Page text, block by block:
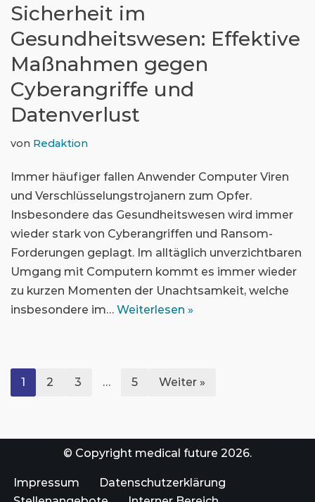
Sicherheit im
Gesundheitswesen: Effektive
Maßnahmen gegen
Cyberangriffe und
Datenverlust
von Redaktion
Immer häufiger fallen Anwender Computer Viren
und Verschlüsselungstrojanern zum Opfer.
Insbesondere das Gesundheitswesen wird immer
wieder stark von Cyberangriffen und Ransom-
Forderungen geplagt. Im alltäglich unverzichtbaren
Umgang mit Computern kommt es immer wieder
zu kurzen Momenten der Unachtsamkeit, welche
insbesondere im… Weiterlesen »
1 2 3 … 5 Weiter »
© Copyright medical future 2026.ㅤㅤㅤㅤㅤㅤ
Impressum
Datenschutzerklärung